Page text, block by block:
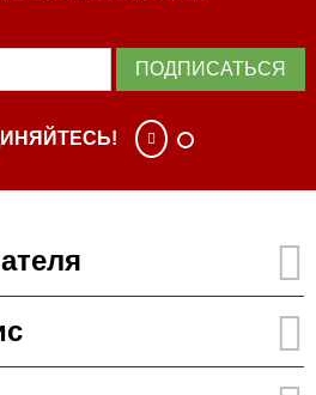
ПОДПИСАТЬСЯ